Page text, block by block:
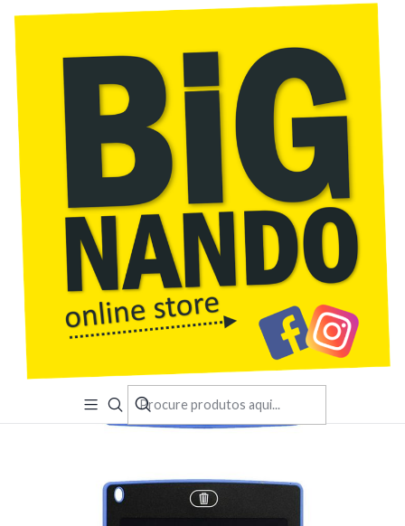
Início
Acabado de Chegar